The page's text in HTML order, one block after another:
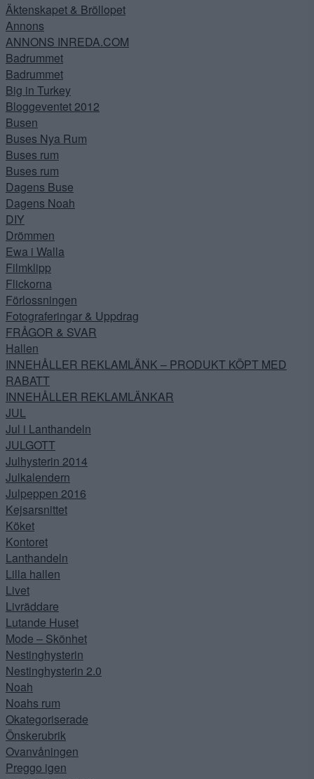
Äktenskapet & Bröllopet
Annons
ANNONS INREDA.COM
Badrummet
Badrummet
Big in Turkey
Bloggeventet 2012
Busen
Buses Nya Rum
Buses rum
Buses rum
Dagens Buse
Dagens Noah
DIY
Drömmen
Ewa i Walla
Filmklipp
Flickorna
Förlossningen
Fotograferingar & Uppdrag
FRÅGOR & SVAR
Hallen
INNEHÅLLER REKLAMLÄNK – PRODUKT KÖPT MED
RABATT
INNEHÅLLER REKLAMLÄNKAR
JUL
Jul i Lanthandeln
JULGOTT
Julhysterin 2014
Julkalendern
Julpeppen 2016
Kejsarsnittet
Köket
Kontoret
Lanthandeln
Lilla hallen
Livet
Livräddare
Lutande Huset
Mode – Skönhet
Nestinghysterin
Nestinghysterin 2.0
Noah
Noahs rum
Okategoriserade
Önskerubrik
Ovanvåningen
Preggo igen